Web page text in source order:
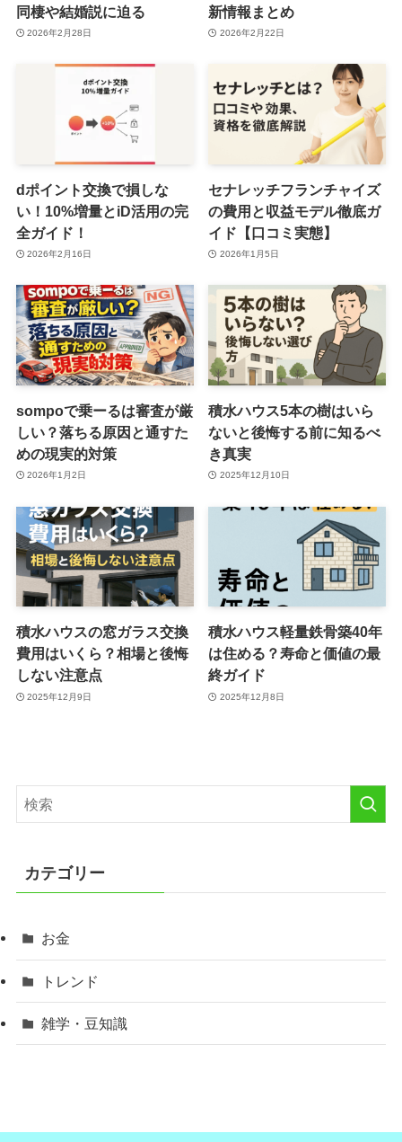
同棲や結婚説に迫る
2026年2月28日
新情報まとめ
2026年2月22日
dポイント交換で損しな
い！10%増量とiD活用の完
全ガイド！
2026年2月16日
セナレッチフランチャイズ
の費用と収益モデル徹底ガ
イド【口コミ実態】
2026年1月5日
sompoで乗ーるは審査が厳
しい？落ちる原因と通すた
めの現実的対策
2026年1月2日
積水ハウス5本の樹はいら
ないと後悔する前に知るべ
き真実
2025年12月10日
積水ハウスの窓ガラス交換
費用はいくら？相場と後悔
しない注意点
2025年12月9日
積水ハウス軽量鉄骨築40年
は住める？寿命と価値の最
終ガイド
2025年12月8日
カテゴリー
お金
トレンド
雑学・豆知識